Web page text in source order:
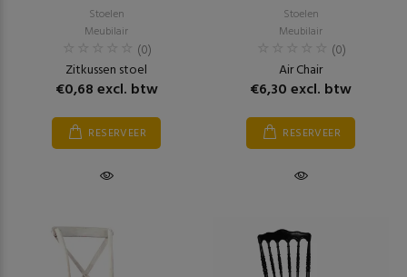
Stoelen
Meubilair
(0)
Zitkussen stoel
€0,68 excl. btw
RESERVEER
Stoelen
Meubilair
(0)
Air Chair
€6,30 excl. btw
RESERVEER